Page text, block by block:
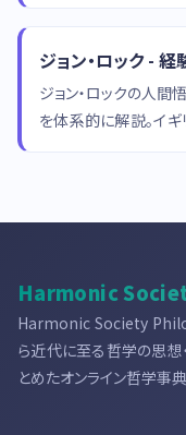
ジョン・ロック -
ジョン・ロックの人間
を体系的に解説。イ
Harmonic
Harmonic Society
ら近代に至る哲学の思想
とめたオンライン哲学事